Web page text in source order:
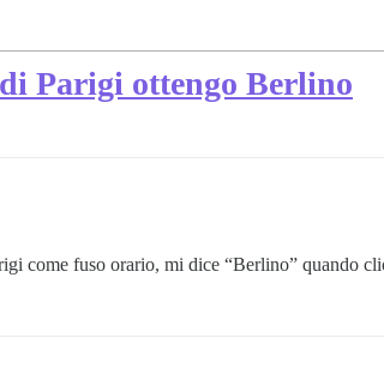
Parigi ottengo Berlino
come fuso orario, mi dice “Berlino” quando